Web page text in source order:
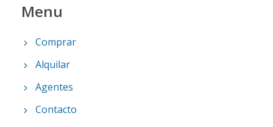
Menu
Comprar
Alquilar
Agentes
Contacto